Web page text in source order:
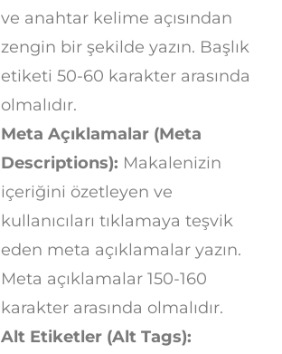
ve anahtar kelime açısından
zengin bir şekilde yazın. Başlık
etiketi 50-60 karakter arasında
olmalıdır.
Meta Açıklamalar (Meta
Descriptions): Makalenizin
içeriğini özetleyen ve
kullanıcıları tıklamaya teşvik
eden meta açıklamalar yazın.
Meta açıklamalar 150-160
karakter arasında olmalıdır.
Alt Etiketler (Alt Tags):